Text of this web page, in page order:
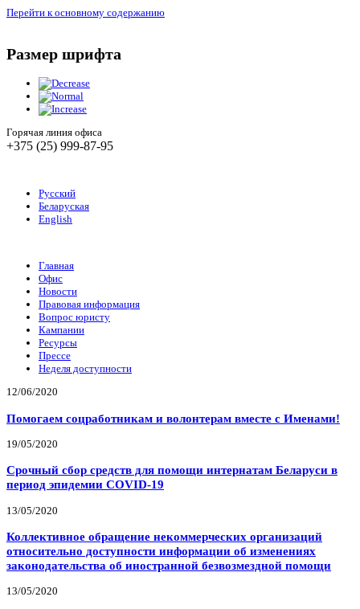
Перейти к основному содержанию
Размер шрифта
Горячая линия офиса
+375 (25) 999-87-95
Русский
Беларуская
English
Главная
Офис
Новости
Правовая информация
Вопрос юристу
Кампании
Ресурсы
Прессе
Неделя доступности
12/06/2020
Помогаем соцработникам и волонтерам вместе с Именами!
19/05/2020
Срочный сбор средств для помощи интернатам Беларуси в
период эпидемии COVID-19
13/05/2020
Коллективное обращение некоммерческих организаций
относительно доступности информации об изменениях
законодательства об иностранной безвозмездной помощи
13/05/2020